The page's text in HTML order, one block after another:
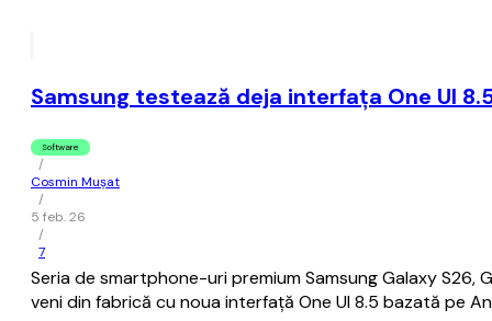
Samsung testează deja interfaţa One UI
Software
/
Cosmin Mușat
/
5 feb. 26
/
7
Seria de smartphone-uri premium Samsung Galaxy
veni din fabrică cu noua interfaţă One UI 8.5 bazată pe